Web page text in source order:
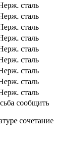
сталь
сталь
сталь
сталь
сталь
сталь
сталь
сталь
сталь
сообщить
сочетание